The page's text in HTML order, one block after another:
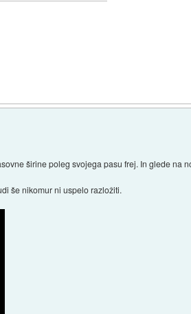
širine poleg svojega pasu frej. In glede na
še nikomur ni uspelo razložiti.